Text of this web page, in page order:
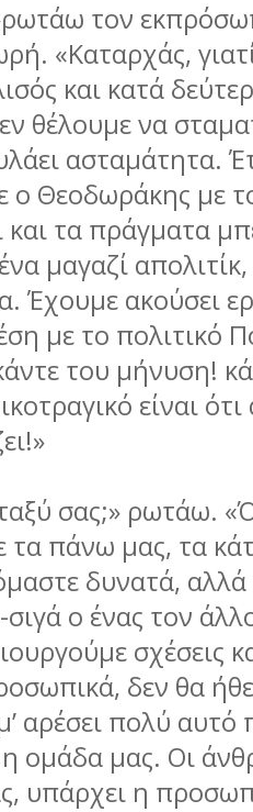
τον
«Καταρχάς,
και κατά
θέλουµε να
ασταµάτητα.
ο Θεοδωράκης µε
και τα πράγµατα
µαγαζί
Έχουµε ακούσει
µε το πολιτικό
του µήνυση!
είναι
σας;» ρωτάω.
τα πάνω µας, τα
δυνατά,
ο ένας τον
σχέσεις
δεν θα
αρέσει πολύ αυτό
οµάδα µας. Οι
υπάρχει η